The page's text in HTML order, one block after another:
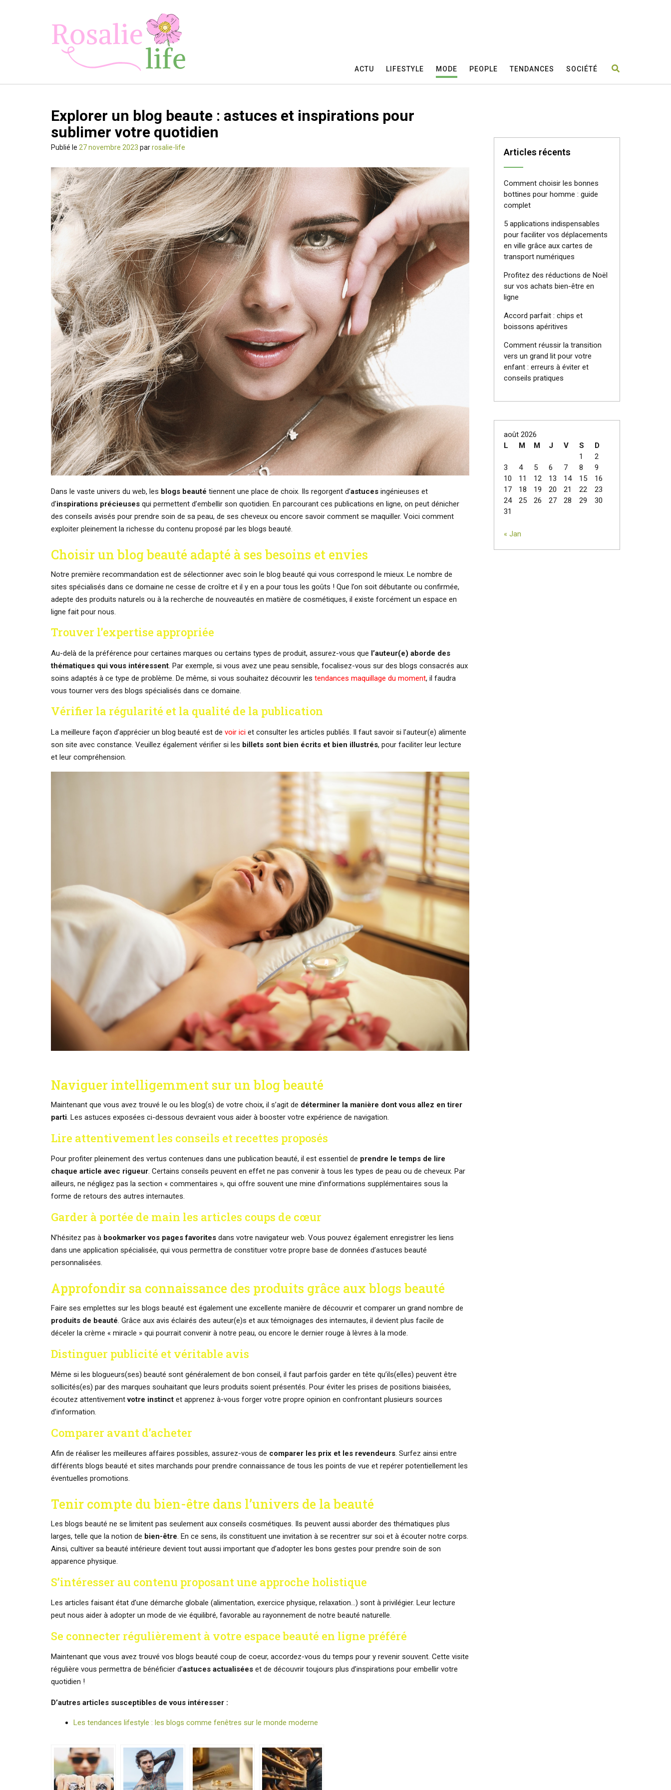
ACTU LIFESTYLE MODE PEOPLE TENDANCES SOCIÉTÉ
Explorer un blog beaute : astuces et inspirations pour
sublimer votre quotidien
Publié le 27 novembre 2023 parrosalie-life
Dans le vaste univers du web, les blogs beauté tiennent une place de choix. Ils regorgent d’astuces ingénieuses et
d’inspirations précieuses qui permettent d’embellir son quotidien. En parcourant ces publications en ligne, on peut dénicher
des conseils avisés pour prendre soin de sa peau, de ses cheveux ou encore savoir comment se maquiller. Voici comment
exploiter pleinement la richesse du contenu proposé par les blogs beauté.
Choisir un blog beauté adapté à ses besoins et envies
Notre première recommandation est de sélectionner avec soin le blog beauté qui vous correspond le mieux. Le nombre de
sites spécialisés dans ce domaine ne cesse de croître et il y en a pour tous les goûts ! Que l’on soit débutante ou confirmée,
adepte des produits naturels ou à la recherche de nouveautés en matière de cosmétiques, il existe forcément un espace en
ligne fait pour nous.
Trouver l’expertise appropriée
Au-delà de la préférence pour certaines marques ou certains types de produit, assurez-vous que l’auteur(e) aborde des
thématiques qui vous intéressent. Par exemple, si vous avez une peau sensible, focalisez-vous sur des blogs consacrés aux
soins adaptés à ce type de problème. De même, si vous souhaitez découvrir les tendances maquillage du moment, il faudra
vous tourner vers des blogs spécialisés dans ce domaine.
Vérifier la régularité et la qualité de la publication
La meilleure façon d’apprécier un blog beauté est de voir ici et consulter les articles publiés. Il faut savoir si l’auteur(e) alimente
son site avec constance. Veuillez également vérifier si les billets sont bien écrits et bien illustrés, pour faciliter leur lecture
et leur compréhension.
Naviguer intelligemment sur un blog beauté
Maintenant que vous avez trouvé le ou les blog(s) de votre choix, il s’agit de déterminer la manière dont vous allez en tirer
parti. Les astuces exposées ci-dessous devraient vous aider à booster votre expérience de navigation.
Lire attentivement les conseils et recettes proposés
Pour profiter pleinement des vertus contenues dans une publication beauté, il est essentiel de prendre le temps de lire
chaque article avec rigueur. Certains conseils peuvent en effet ne pas convenir à tous les types de peau ou de cheveux. Par
ailleurs, ne négligez pas la section « commentaires », qui offre souvent une mine d’informations supplémentaires sous la
forme de retours des autres internautes.
Garder à portée de main les articles coups de cœur
N’hésitez pas à bookmarker vos pages favorites dans votre navigateur web. Vous pouvez également enregistrer les liens
dans une application spécialisée, qui vous permettra de constituer votre propre base de données d’astuces beauté
personnalisées.
Approfondir sa connaissance des produits grâce aux blogs beauté
Faire ses emplettes sur les blogs beauté est également une excellente manière de découvrir et comparer un grand nombre de
produits de beauté. Grâce aux avis éclairés des auteur(e)s et aux témoignages des internautes, il devient plus facile de
déceler la crème « miracle » qui pourrait convenir à notre peau, ou encore le dernier rouge à lèvres à la mode.
Distinguer publicité et véritable avis
Même si les blogueurs(ses) beauté sont généralement de bon conseil, il faut parfois garder en tête qu’ils(elles) peuvent être
sollicités(es) par des marques souhaitant que leurs produits soient présentés. Pour éviter les prises de positions biaisées,
écoutez attentivementvotre instinct et apprenez à-vous forger votre propre opinion en confrontant plusieurs sources
d’information.
Comparer avant d’acheter
Afin de réaliser les meilleures affaires possibles, assurez-vous de comparer les prix et les revendeurs. Surfez ainsi entre
différents blogs beauté et sites marchands pour prendre connaissance de tous les points de vue et repérer potentiellement les
éventuelles promotions.
Tenir compte du bien-être dans l’univers de la beauté
Les blogs beauté ne se limitent pas seulement aux conseils cosmétiques. Ils peuvent aussi aborder des thématiques plus
larges, telle que la notion de bien-être. En ce sens, ils constituent une invitation à se recentrer sur soi et à écouter notre corps.
Ainsi, cultiver sa beauté intérieure devient tout aussi important que d’adopter les bons gestes pour prendre soin de son
apparence physique.
S’intéresser au contenu proposant une approche holistique
Les articles faisant état d’une démarche globale (alimentation, exercice physique, relaxation…) sont à privilégier. Leur lecture
peut nous aider à adopter un mode de vie équilibré, favorable au rayonnement de notre beauté naturelle.
Se connecter régulièrement à votre espace beauté en ligne préféré
Maintenant que vous avez trouvé vos blogs beauté coup de coeur, accordez-vous du temps pour y revenir souvent. Cette visite
régulière vous permettra de bénéficier d’astuces actualisées et de découvrir toujours plus d’inspirations pour embellir votre
quotidien !
D’autres articles susceptibles de vous intéresser :
Les tendances lifestyle : les blogs comme fenêtres sur le monde moderne
Articles récents
Comment choisir les bonnes
bottines pour homme : guide
complet
5 applications indispensables
pour faciliter vos déplacements
en ville grâce aux cartes de
transport numériques
Profitez des réductions de Noël
sur vos achats bien-être en
ligne
Accord parfait : chips et
boissons apéritives
Comment réussir la transition
vers un grand lit pour votre
enfant : erreurs à éviter et
conseils pratiques
août 2026
L
M M J V S
D
1
2
3
4 5 6 7 8
9
10
11 12 13 14 15
16
17
18 19 20 21 22
23
24
25 26 27 28 29
30
31
« Jan